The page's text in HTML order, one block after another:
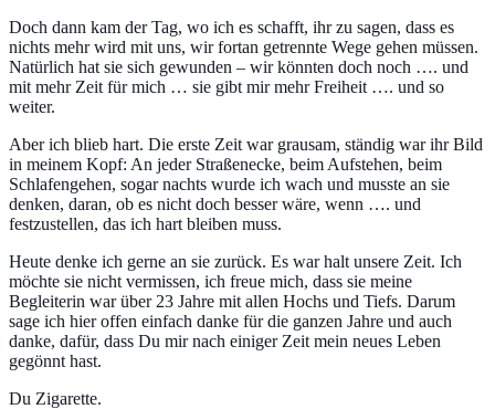
Doch dann kam der Tag, wo ich es schafft, ihr zu sagen, dass es
nichts mehr wird mit uns, wir fortan getrennte Wege gehen müssen.
Natürlich hat sie sich gewunden – wir könnten doch noch …. und
mit mehr Zeit für mich … sie gibt mir mehr Freiheit …. und so
weiter.
Aber ich blieb hart. Die erste Zeit war grausam, ständig war ihr Bild
in meinem Kopf: An jeder Straßenecke, beim Aufstehen, beim
Schlafengehen, sogar nachts wurde ich wach und musste an sie
denken, daran, ob es nicht doch besser wäre, wenn …. und
festzustellen, das ich hart bleiben muss.
Heute denke ich gerne an sie zurück. Es war halt unsere Zeit. Ich
möchte sie nicht vermissen, ich freue mich, dass sie meine
Begleiterin war über 23 Jahre mit allen Hochs und Tiefs. Darum
sage ich hier offen einfach danke für die ganzen Jahre und auch
danke, dafür, dass Du mir nach einiger Zeit mein neues Leben
gegönnt hast.
Du Zigarette.